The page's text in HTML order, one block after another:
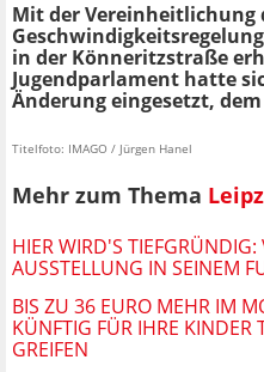
Mit der Vereinheitlichung
in der Könneritzstraße
Jugendparlament hatte
Änderung eingesetzt,
Titelfoto: IMAGO / Jürgen Hanel
Mehr zum Thema
HIER WIRD'S TIEFGRÜNDIG:
AUSSTELLUNG IN SEINEM
BIS ZU 36 EURO MEHR IM
KÜNFTIG FÜR IHRE KINDER
GREIFEN